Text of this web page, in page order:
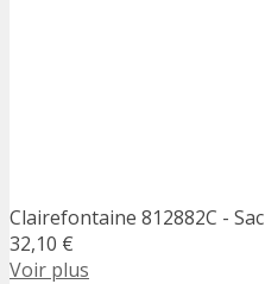
Clairefontaine 812882C -
32,10 €
Voir plus